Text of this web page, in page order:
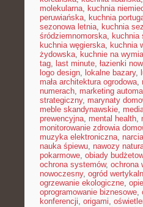
molekularna, kuchnia
peruwiańska, kuchnia
sezonowa letnia, kuchnia
śródziemnomorska, kuchnia
kuchnia węgierska, kuchnia
żydowska, kuchnie na
tag, last minute, łazienki
logo design, lokalne bazary,
mała architektura ogrodowa,
numerach, marketing
strategiczny, marynaty
meble skandynawskie,
prewencyjna, mental health,
monitorowanie zdrowia
muzyka elektroniczna,
nauka śpiewu, nawozy
pokarmowe, obiady
ochrona systemów, ochrona
nowoczesny, ogród
ogrzewanie ekologiczne,
oprogramowanie biznesowe,
konferencji, origami,